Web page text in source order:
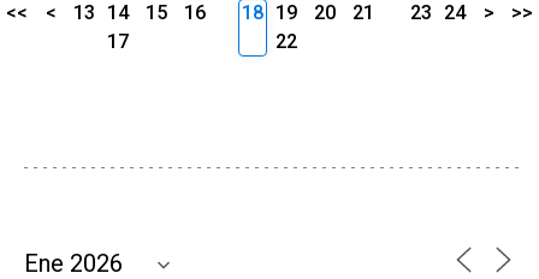
<< < 13 14 15
16
17
18 19 20
21
22
23 24 > >>